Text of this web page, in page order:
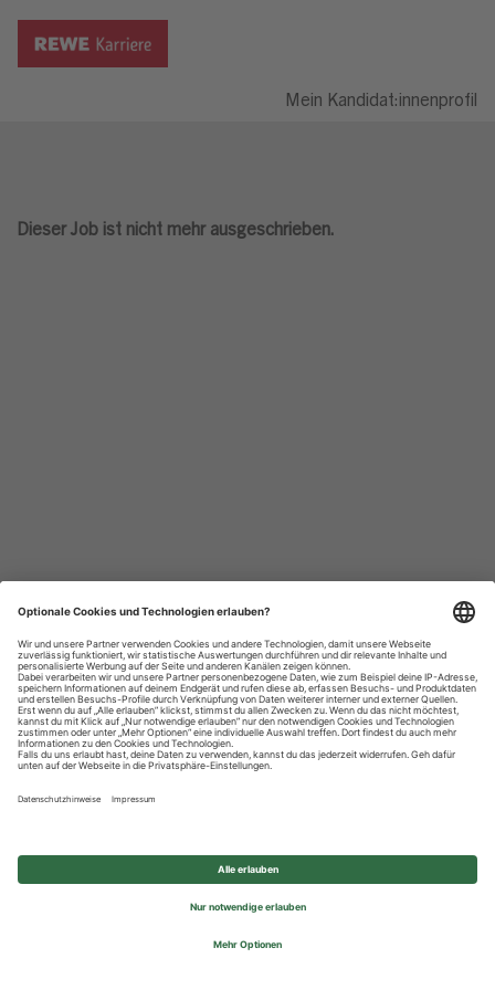
Mein Kandidat:innenprofil
Dieser Job ist nicht mehr ausgeschrieben.
Datenschutzhinweise
Impressum
Privatsphäre-Einstellungen
© 2026 REWE Group - All rights reserved